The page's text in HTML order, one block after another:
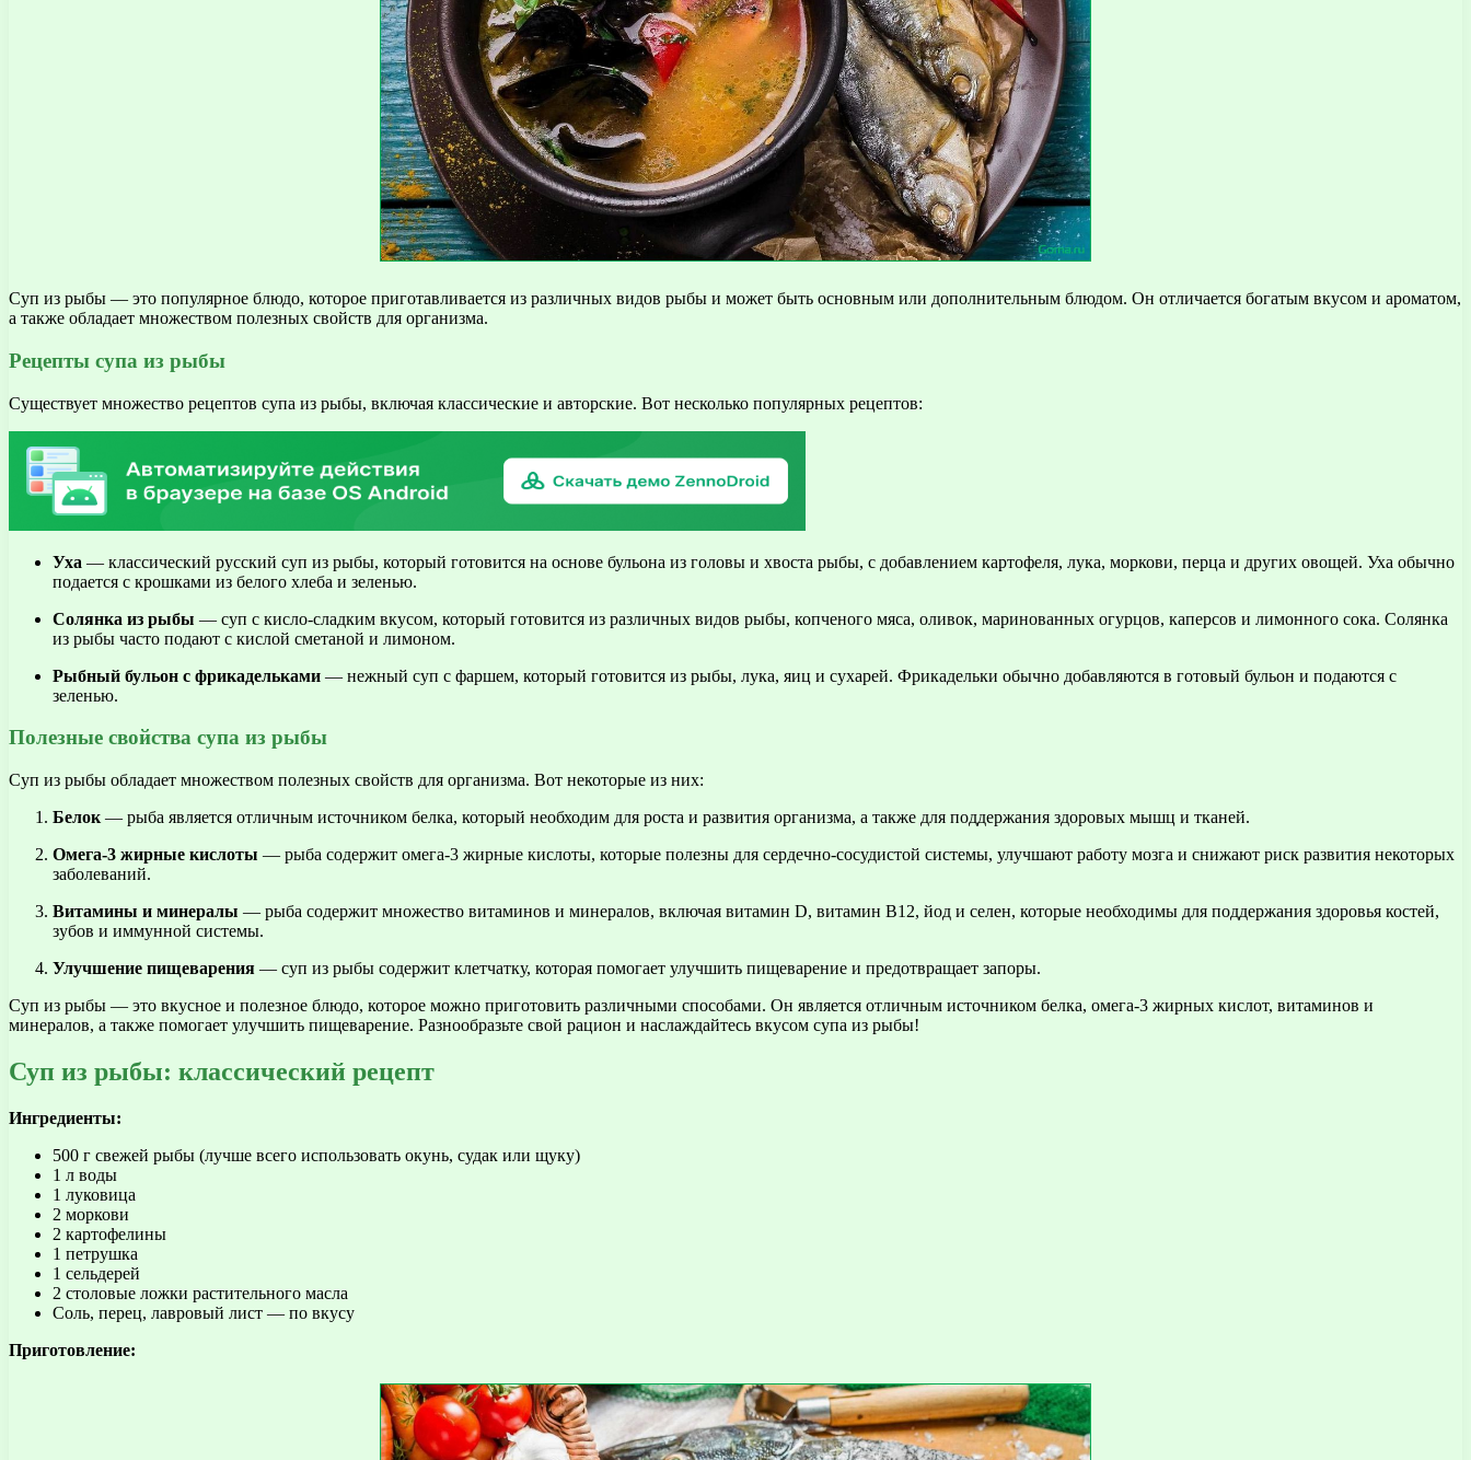
Суп из рыбы — это популярное блюдо, которое приготавливается из различных видов рыбы и может быть основным или дополнительным блюдом. Он отличается богатым вкусом и ароматом,
а также обладает множеством полезных свойств для организма.
Рецепты супа из рыбы
Существует множество рецептов супа из рыбы, включая классические и авторские. Вот несколько популярных рецептов:
Уха — классический русский суп из рыбы, который готовится на основе бульона из головы и хвоста рыбы, с добавлением картофеля, лука, моркови, перца и других овощей. Уха обычно
подается с крошками из белого хлеба и зеленью.
Солянка из рыбы — суп с кисло-сладким вкусом, который готовится из различных видов рыбы, копченого мяса, оливок, маринованных огурцов, каперсов и лимонного сока. Солянка
из рыбы часто подают с кислой сметаной и лимоном.
Рыбный бульон с фрикадельками — нежный суп с фаршем, который готовится из рыбы, лука, яиц и сухарей. Фрикадельки обычно добавляются в готовый бульон и подаются с
зеленью.
Полезные свойства супа из рыбы
Суп из рыбы обладает множеством полезных свойств для организма. Вот некоторые из них:
Белок — рыба является отличным источником белка, который необходим для роста и развития организма, а также для поддержания здоровых мышц и тканей.
Омега-3 жирные кислоты — рыба содержит омега-3 жирные кислоты, которые полезны для сердечно-сосудистой системы, улучшают работу мозга и снижают риск развития некоторых
заболеваний.
Витамины и минералы — рыба содержит множество витаминов и минералов, включая витамин D, витамин В12, йод и селен, которые необходимы для поддержания здоровья костей,
зубов и иммунной системы.
Улучшение пищеварения — суп из рыбы содержит клетчатку, которая помогает улучшить пищеварение и предотвращает запоры.
Суп из рыбы — это вкусное и полезное блюдо, которое можно приготовить различными способами. Он является отличным источником белка, омега-3 жирных кислот, витаминов и
минералов, а также помогает улучшить пищеварение. Разнообразьте свой рацион и наслаждайтесь вкусом супа из рыбы!
Суп из рыбы: классический рецепт
Ингредиенты:
500 г свежей рыбы (лучше всего использовать окунь, судак или щуку)
1 л воды
1 луковица
2 моркови
2 картофелины
1 петрушка
1 сельдерей
2 столовые ложки растительного масла
Соль, перец, лавровый лист — по вкусу
Приготовление: